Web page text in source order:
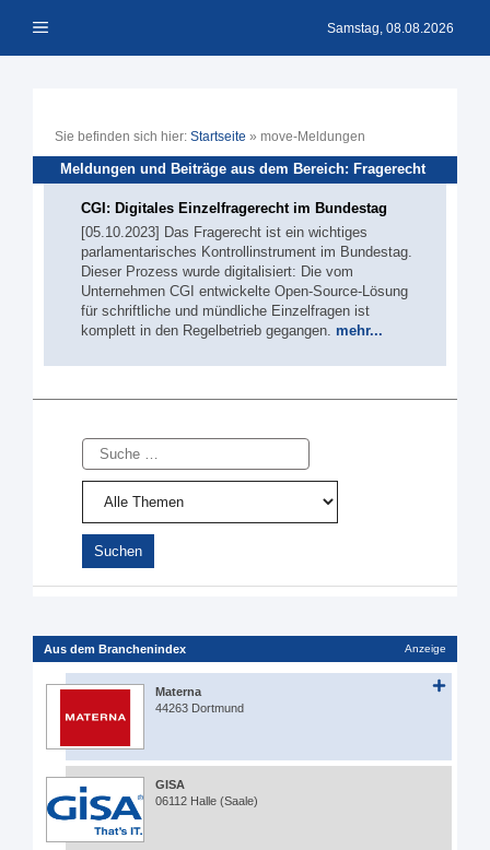
Inhalt Menü Samstag, 08.08.2026
Sie befinden sich hier: Startseite » move-Meldungen
Meldungen und Beiträge aus dem Bereich: Fragerecht
CGI: Digitales Einzelfragerecht im Bundestag
[05.10.2023] Das Fragerecht ist ein wichtiges
parlamentarisches Kontrollinstrument im Bundestag.
Dieser Prozess wurde digitalisiert: Die vom
Unternehmen CGI entwickelte Open-Source-Lösung
für schriftliche und mündliche Einzelfragen ist
komplett in den Regelbetrieb gegangen. mehr...
Suche
Aus dem Branchenindex Anzeige
Materna
44263 Dortmund
GISA
06112 Halle (Saale)